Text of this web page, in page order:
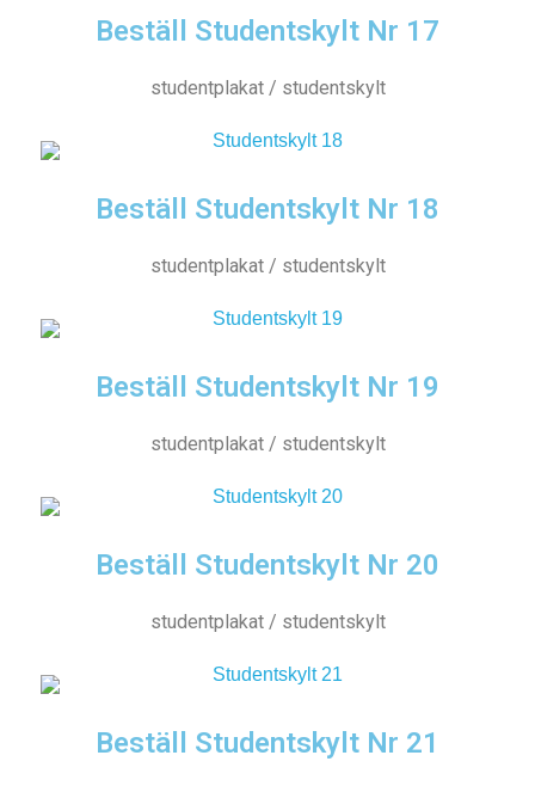
Beställ Studentskylt Nr 17
studentplakat / studentskylt
Beställ Studentskylt Nr 18
studentplakat / studentskylt
Beställ Studentskylt Nr 19
studentplakat / studentskylt
Beställ Studentskylt Nr 20
studentplakat / studentskylt
Beställ Studentskylt Nr 21